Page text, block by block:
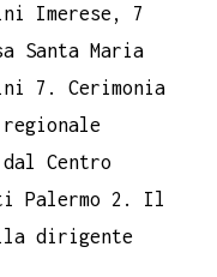
Imerese, 7
Santa Maria
7. Cerimonia
dal Centro
Palermo 2. Il
dirigente